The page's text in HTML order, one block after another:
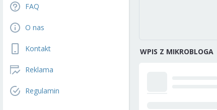
FAQ
O nas
Kontakt
Reklama
Regulamin
WPIS Z MIKROBLOGA